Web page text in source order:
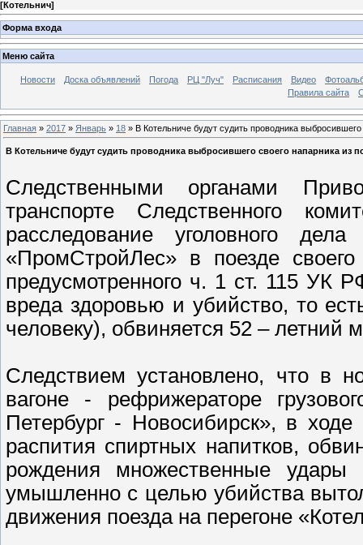
[Котельнич]
Форма входа
Меню сайта
Новости Доска объявлений Погода РЦ "Луч" Расписания Видео
Правила сайта
Главная » 2017 » Январь » 18 » В Котельниче будут судить проводника выбросившего
В Котельниче будут судить проводника выбросившего своего напарника из
Следственными органами
транспорте Следственного
расследование уголовного
«ПромСтройЛес» в поезде
предусмотренного ч. 1 ст. 115 УК
вреда здоровью и убийство, то
человеку), обвиняется 52 –
Следствием установлено, что в
вагоне - рефрижераторе
Петербург - Новосибирск», в
распития спиртных напитков,
рождения множественные
умышленно с целью убийства
движения поезда на перегоне